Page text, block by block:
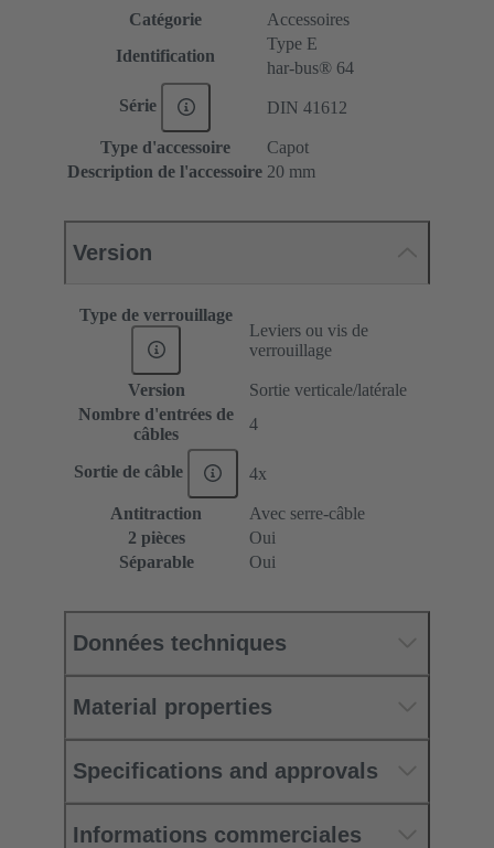
Catégorie
Accessoires
Identification
Type E
har-bus® 64
Série DIN 41612
Type d'accessoire
Capot
Description de l'accessoire 20 mm
Version
Type de verrouillage
Leviers ou vis de
verrouillage
Version
Sortie verticale/latérale
Nombre d'entrées de
câbles
4
Sortie de câble 4x
Antitraction
Avec serre-câble
2 pièces
Oui
Séparable
Oui
Données techniques
Material properties
Specifications and approvals
Informations commerciales